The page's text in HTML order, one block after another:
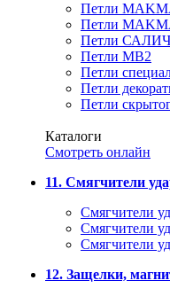
Петли
Петли
Петли
Петли MB2
Петли
Петли
Петли
Каталоги
Смотреть онлайн
11. Смягчители
Смягчители
Смягчители
Cмягчители
12. Защелки,